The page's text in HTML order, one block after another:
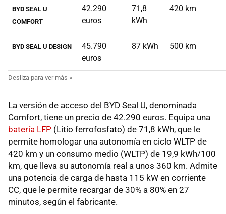
BYD SEAL U
COMFORT
42.290
euros
71,8
kWh
420 km
BYD SEAL U DESIGN
45.790
euros
87 kWh 500 km
La versión de acceso del BYD Seal U, denominada
Comfort, tiene un precio de 42.290 euros. Equipa una
batería LFP (Litio ferrofosfato) de 71,8 kWh, que le
permite homologar una autonomía en ciclo WLTP de
420 km y un consumo medio (WLTP) de 19,9 kWh/100
km, que lleva su autonomía real a unos 360 km. Admite
una potencia de carga de hasta 115 kW en corriente
CC, que le permite recargar de 30% a 80% en 27
minutos, según el fabricante.